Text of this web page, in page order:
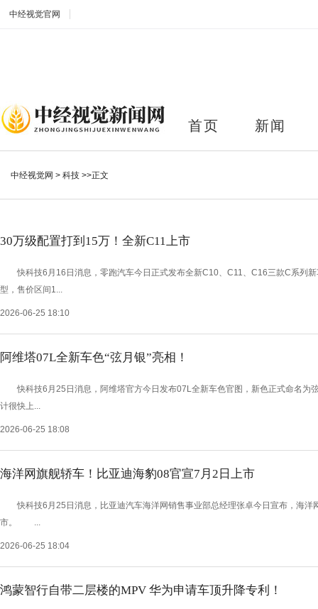
中经视觉官网
首页 新闻
中经视觉网 > 科技 >>正文
30万级配置打到15万！全新C11上市
快科技6月16日消息，零跑汽车今日正式发布全新C10、C11、C16三款C系
型，售价区间1...
2026-06-25 18:10
阿维塔07L全新车色“弦月银”亮相！
快科技6月25日消息，阿维塔官方今日发布07L全新车色官图，新色正式命名为
计很快上...
2026-06-25 18:08
海洋网旗舰轿车！比亚迪海豹08官宣7月2日上市
快科技6月25日消息，比亚迪汽车海洋网销售事业部总经理张卓今日宣布，海洋
市。 ...
2026-06-25 18:04
鸿蒙智行自带二层楼的MPV 华为申请车顶升降专利！